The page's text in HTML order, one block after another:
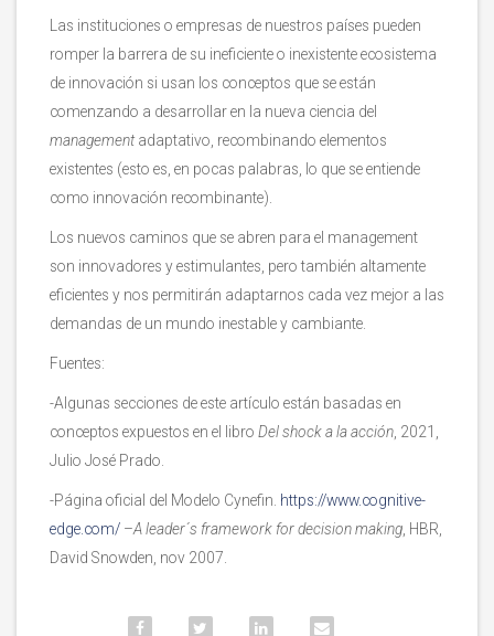
Las instituciones o empresas de nuestros países pueden
romper la barrera de su ineficiente o inexistente ecosistema
de innovación si usan los conceptos que se están
comenzando a desarrollar en la nueva ciencia del
managementadaptativo, recombinando elementos
existentes (esto es, en pocas palabras, lo que se entiende
como innovación recombinante).
Los nuevos caminos que se abren para el management
son innovadores y estimulantes, pero también altamente
eficientes y nos permitirán adaptarnos cada vez mejor a las
demandas de un mundo inestable y cambiante.
Fuentes:
-Algunas secciones de este artículo están basadas en
conceptos expuestos en el libro Del shock a la acción , 2021,
Julio José Prado.
-Página oficial del Modelo Cynefin. https://www.cognitive-
edge.com/ –A leader´s framework for decision making , HBR,
David Snowden, nov 2007.